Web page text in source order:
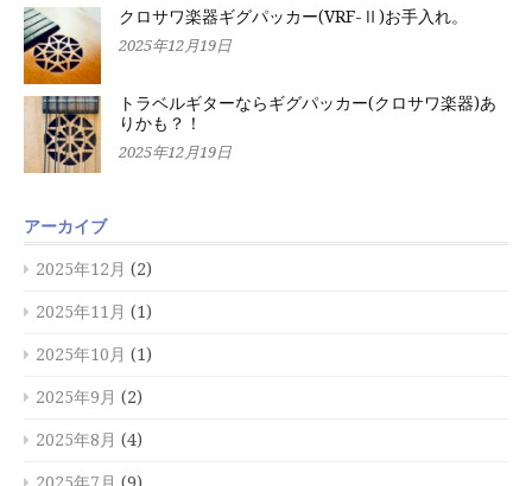
クロサワ楽器ギグパッカー(VRF-Ⅱ)お手入れ。
2025年12月19日
トラベルギターならギグパッカー(クロサワ楽器)あ
りかも？！
2025年12月19日
アーカイブ
2025年12月 (2)
2025年11月 (1)
2025年10月 (1)
2025年9月 (2)
2025年8月 (4)